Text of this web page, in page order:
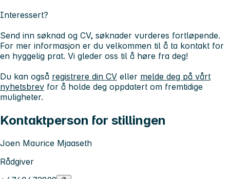
Interessert?
Send inn søknad og CV, søknader vurderes fortløpende.
For mer informasjon er du velkommen til å ta kontakt for
en hyggelig prat. Vi gleder oss til å høre fra deg!
Du kan også registrere din CV eller melde deg på vårt
nyhetsbrev for å holde deg oppdatert om fremtidige
muligheter.
Kontaktperson for stillingen
Joen Maurice Mjaaseth
Rådgiver